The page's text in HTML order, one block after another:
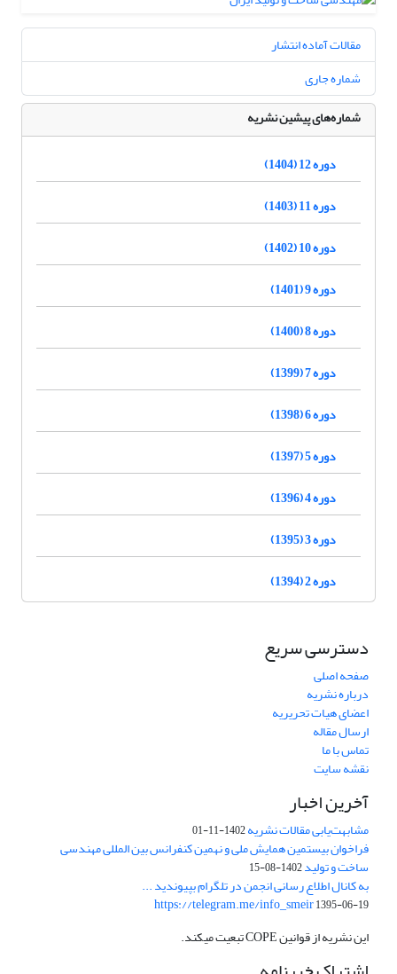
مقالات آماده انتشار
شماره جاری
شماره‌های پیشین نشریه
دوره 12 (1404)
دوره 11 (1403)
دوره 10 (1402)
دوره 9 (1401)
دوره 8 (1400)
دوره 7 (1399)
دوره 6 (1398)
دوره 5 (1397)
دوره 4 (1396)
دوره 3 (1395)
دوره 2 (1394)
دسترسی سریع
صفحه اصلی
درباره نشریه
اعضای هیات تحریریه
ارسال مقاله
تماس با ما
نقشه سایت
آخرین اخبار
مشابهت‌یابی مقالات نشریه1402-11-01
فراخوان بیستمین همایش ملی و نهمین کنفرانس بین المللی مهندسی
ساخت و تولید1402-08-15
به کانال اطلاع رسانی انجمن در تلگرام بپیوندید ...
https://telegram.me/info_smeir1395-06-19
این نشریه از قوانین COPE تبعیت میکند.